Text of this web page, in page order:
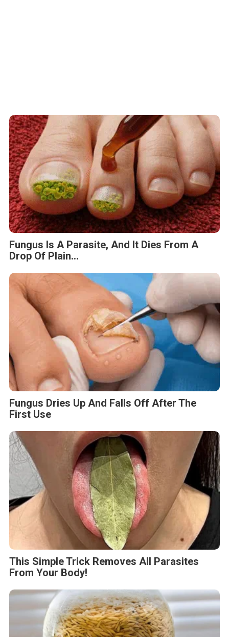
Drop Of Plain...
Fungus Dries Up And Falls Off After The
First Use
This Simple Trick Removes All Parasites
From Your Body!
One Teaspoon And All The Worms In The
Body Die Instantly
BERITA TERKAIT